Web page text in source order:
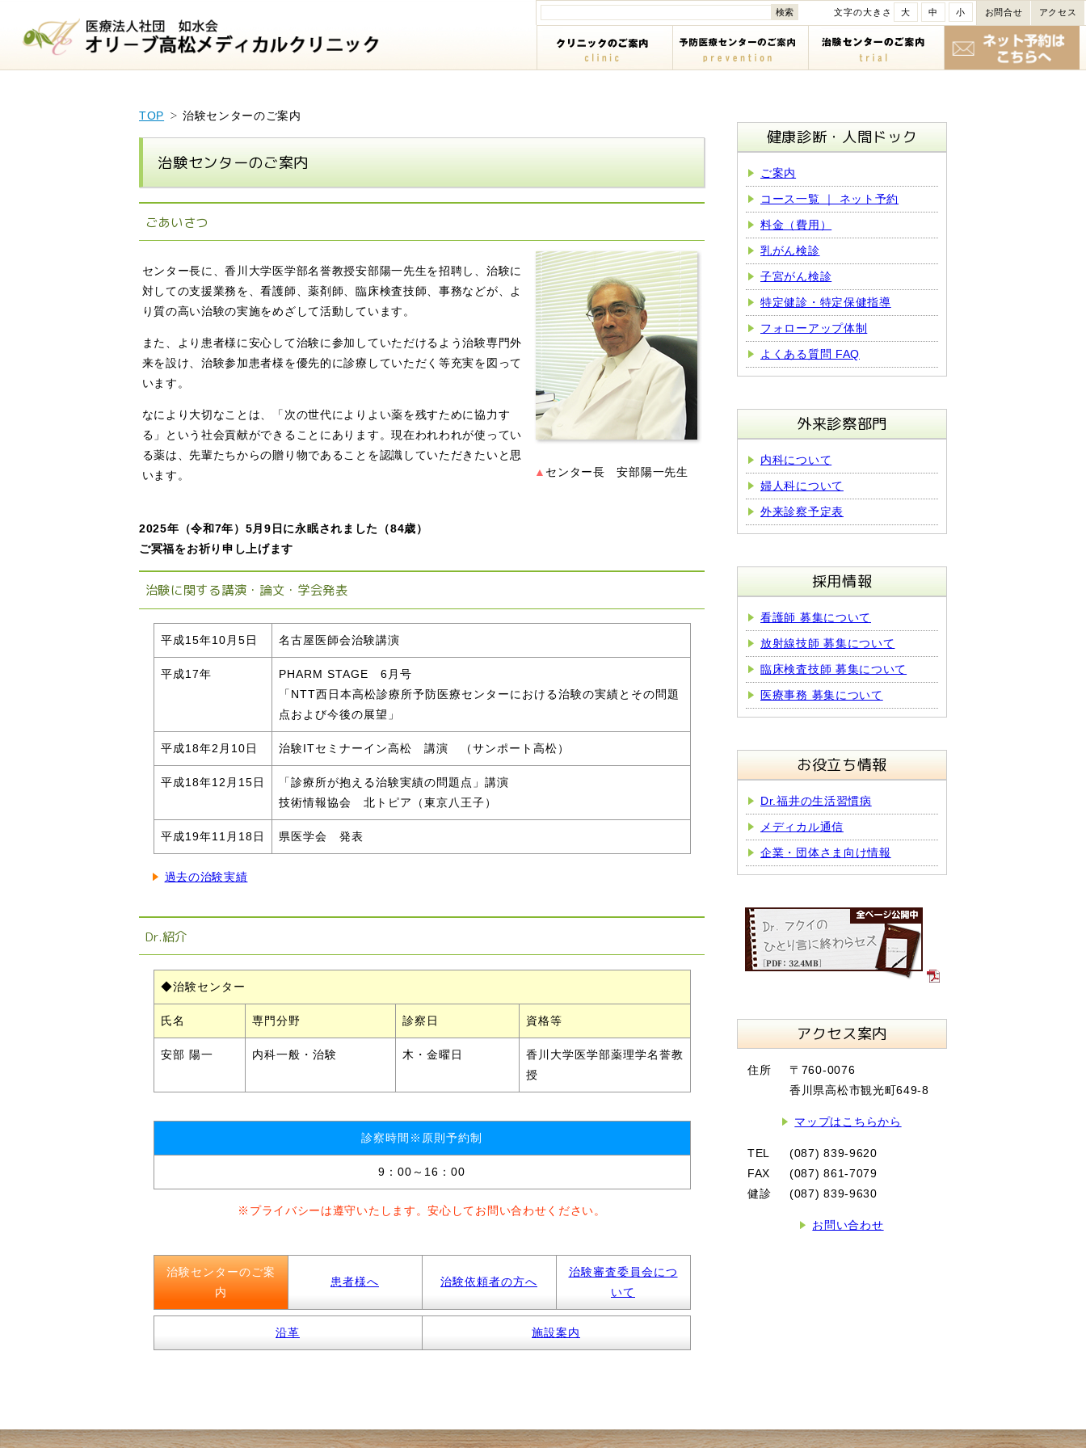
文字の大きさ 大 中 小 お問合せ アクセス
TOP 治験センターのご案内
治験センターのご案内
ごあいさつ
▲ センター長 安部陽一先生
センター長に、香川大学医学部名誉教授安部陽一先生を招聘し、治験に
対しての支援業務を、看護師、薬剤師、臨床検査技師、事務などが、よ
り質の高い治験の実施をめざして活動しています。
また、より患者様に安心して治験に参加していただけるよう治験専門外
来を設け、治験参加患者様を優先的に診療していただく等充実を図って
います。
なにより大切なことは、「次の世代によりよい薬を残すために協力す
る」という社会貢献ができることにあります。現在われわれが使ってい
る薬は、先輩たちからの贈り物であることを認識していただきたいと思
います。
2025年（令和7年）5月9日に永眠されました（84歳）
ご冥福をお祈り申し上げます
治験に関する講演・論文・学会発表
平成15年10月5日 名古屋医師会治験講演
平成17年
PHARM STAGE 6月号
「NTT西日本高松診療所予防医療センターにおける治験の実績とその問題
点および今後の展望」
平成18年2月10日 治験ITセミナーイン高松 講演 （サンポート高松）
平成18年12月15日
「診療所が抱える治験実績の問題点」講演
技術情報協会 北トピア（東京八王子）
平成19年11月18日 県医学会 発表
過去の治験実績
Dr.紹介
◆治験センター
氏名 専門分野 診察日 資格等
安部 陽一 内科一般・治験 木・金曜日
香川大学医学部薬理学名誉教
授
診察時間※原則予約制
9：00～16：00
※プライバシーは遵守いたします。安心してお問い合わせください。
治験センターのご案
内
患者様へ 治験依頼者の方へ
治験審査委員会につ
いて
沿革 施設案内
健康診断・人間ドック
ご案内
コース一覧 ｜ ネット予約
料金（費用）
乳がん検診
子宮がん検診
特定健診・特定保健指導
フォローアップ体制
よくある質問 FAQ
外来診察部門
内科について
婦人科について
外来診察予定表
採用情報
看護師 募集について
放射線技師 募集について
臨床検査技師 募集について
医療事務 募集について
お役立ち情報
Dr.福井の生活習慣病
メディカル通信
企業・団体さま向け情報
アクセス案内
住所
〒760-0076
香川県高松市観光町649-8
マップはこちらから
TEL
(087) 839-9620
FAX
(087) 861-7079
健診
(087) 839-9630
お問い合わせ